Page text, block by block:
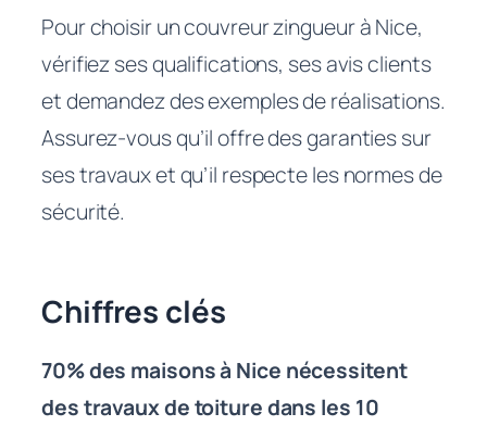
Pour choisir un couvreur zingueur à Nice,
vérifiez ses qualifications, ses avis clients
et demandez des exemples de réalisations.
Assurez-vous qu’il offre des garanties sur
ses travaux et qu’il respecte les normes de
sécurité.
Chiffres clés
70% des maisons à Nice nécessitent
des travaux de toiture dans les 10